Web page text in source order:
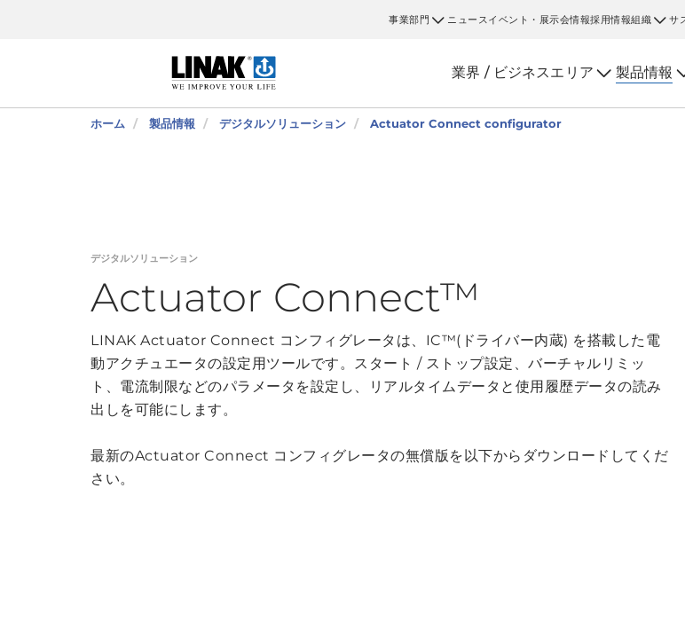
事業部門 ニュース イベント・展示会情報採用情報組織 サ
業界 / ビジネスエリア 製品情報
ホーム 製品情報 デジタルソリューション Actuator Connect configurator
デジタルソリューション
Actuator Connect™
LINAK Actuator Connect コンフィグレータは、IC™(ドライバー内蔵) を搭載した電
動アクチュエータの設定用ツールです。スタート / ストップ設定、バーチャルリミッ
ト、電流制限などのパラメータを設定し、リアルタイムデータと使用履歴データの読み
出しを可能にします。
最新のActuator Connect コンフィグレータの無償版を以下からダウンロードしてくだ
さい。